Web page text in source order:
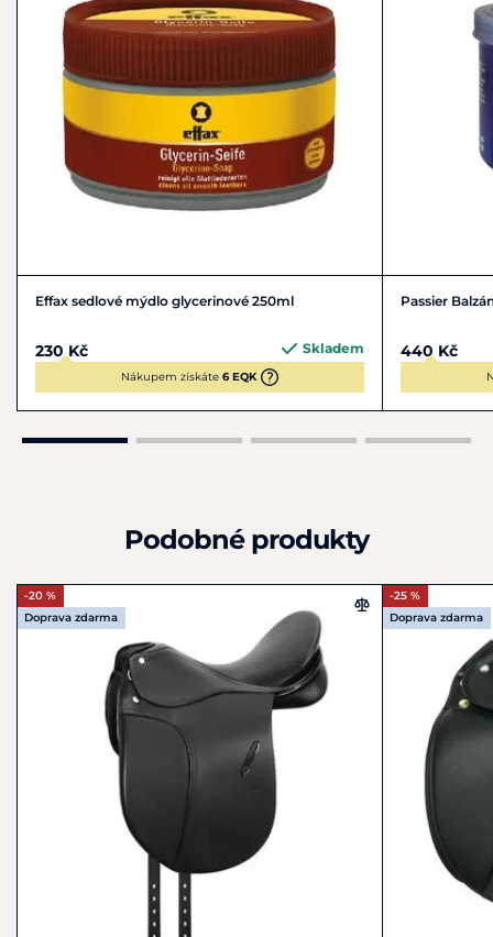
Effax sedlové mýdlo glycerinové 250ml
230 Kč Skladem
Nákupem získáte 6 EQK
Passier
440 Kč
Podobné produkty
-20 %
Doprava zdarma
-25 %
Doprava zdarma